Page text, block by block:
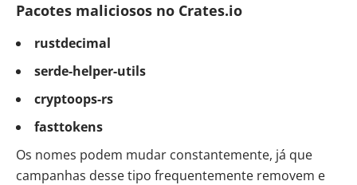
Pacotes maliciosos no Crates.io
rustdecimal
serde-helper-utils
cryptoops-rs
fasttokens
Os nomes podem mudar constantemente, já que
campanhas desse tipo frequentemente removem e